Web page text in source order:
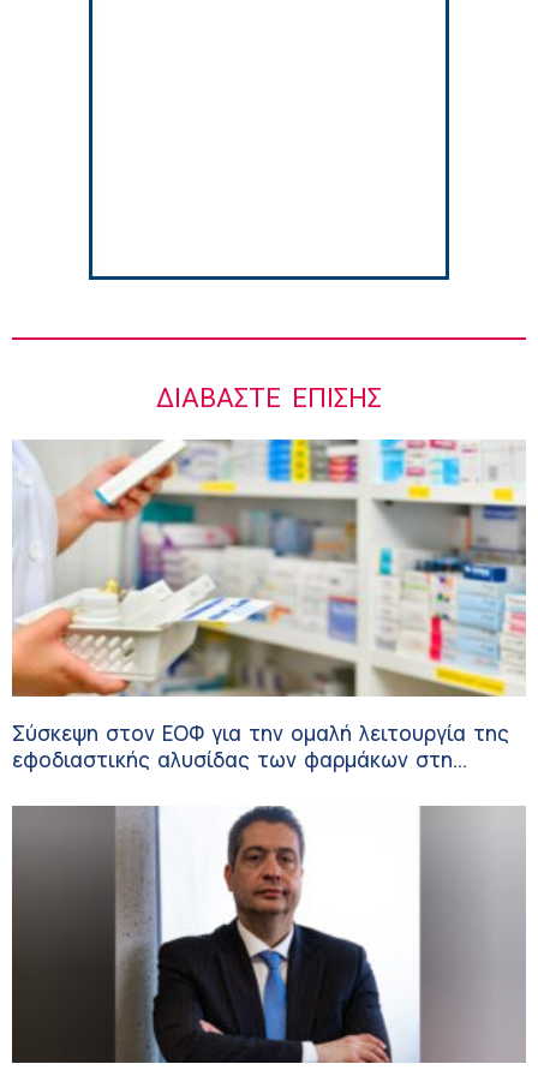
ΔΙΑΒΆΣΤΕ ΕΠΊΣΗΣ
Σύσκεψη στον ΕΟΦ για την ομαλή λειτουργία της
εφοδιαστικής αλυσίδας των φαρμάκων στη